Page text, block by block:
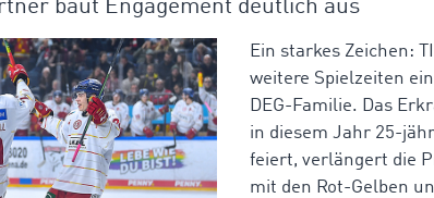
baut Engagement deutlich aus
Ein starkes Zeichen:
weitere Spielzeiten
DEG-Familie. Das
in diesem Jahr 25-
feiert, verlängert die
mit den Rot-Gelben